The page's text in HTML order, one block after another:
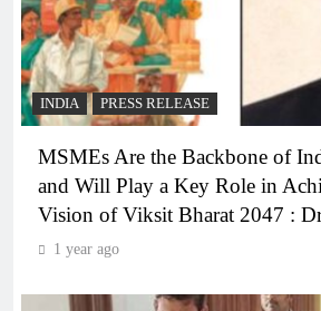
INDIA PRESS RELEASE
MSMEs Are the Backbone of
and Will Play a Key Role in
Vision of Viksit Bharat 2047 :
1 year ago